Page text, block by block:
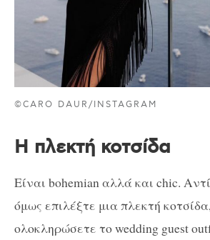
©CARO DAUR/INSTAGRAM
Η πλεκτή κοτσίδα
Είναι bohemian αλλά και chic.
όμως επιλέξτε μια πλεκτή
ολοκληρώσετε το wedding guest